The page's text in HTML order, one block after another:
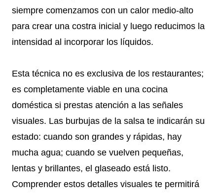
siempre comenzamos con un calor medio-alto
para crear una costra inicial y luego reducimos la
intensidad al incorporar los líquidos.
Esta técnica no es exclusiva de los restaurantes;
es completamente viable en una cocina
doméstica si prestas atención a las señales
visuales. Las burbujas de la salsa te indicarán su
estado: cuando son grandes y rápidas, hay
mucha agua; cuando se vuelven pequeñas,
lentas y brillantes, el glaseado está listo.
Comprender estos detalles visuales te permitirá